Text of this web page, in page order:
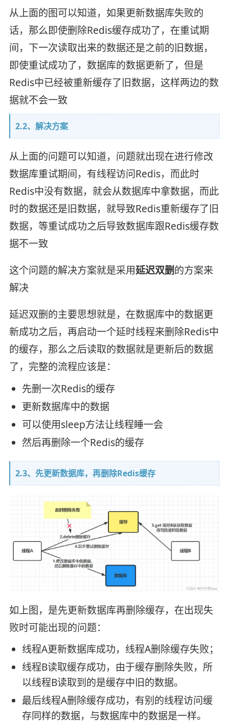
从上面的图可以知道，如果更新数据库失败的
话，那么即使删除Redis缓存成功了，在重试期
间，下一次读取出来的数据还是之前的旧数据，
即使重试成功了，数据库的数据更新了，但是
Redis中已经被重新缓存了旧数据，这样两边的数
据就不会一致
2.2、解决方案
从上面的问题可以知道，问题就出现在进行修改
数据库重试期间，有线程访问Redis，而此时
Redis中没有数据，就会从数据库中拿数据，而此
时的数据还是旧数据，就导致Redis重新缓存了旧
数据，等重试成功之后导致数据库跟Redis缓存数
据不一致
这个问题的解决方案就是采用延迟双删的方案来
解决
延迟双删的主要思想就是，在数据库中的数据更
新成功之后，再启动一个延时线程来删除Redis中
的缓存，那么之后读取的数据就是更新后的数据
了，完整的流程应该是：
先删一次Redis的缓存
更新数据库中的数据
可以使用sleep方法让线程睡一会
然后再删除一个Redis的缓存
2.3、先更新数据库，再删除Redis缓存
如上图，是先更新数据库再删除缓存，在出现失
败时可能出现的问题：
线程A更新数据库成功，线程A删除缓存失败；
线程B读取缓存成功，由于缓存删除失败，所
以线程B读取到的是缓存中旧的数据。
最后线程A删除缓存成功，有别的线程访问缓
存同样的数据，与数据库中的数据是一样。